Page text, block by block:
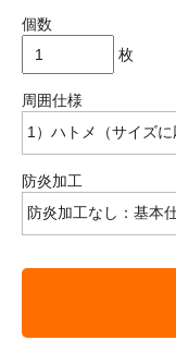
個数
枚
周囲仕様
防炎加工